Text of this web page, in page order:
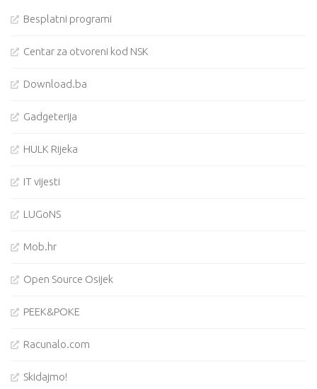
Besplatni programi
Centar za otvoreni kod NSK
Download.ba
Gadgeterija
HULK Rijeka
IT vijesti
LUGoNS
Mob.hr
Open Source Osijek
PEEK&POKE
Racunalo.com
Skidajmo!